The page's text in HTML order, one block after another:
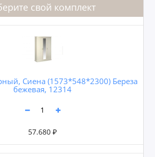
свой комплект
Сиена (1573*548*2300) Береза
бежевая, 12314
57.680 ₽